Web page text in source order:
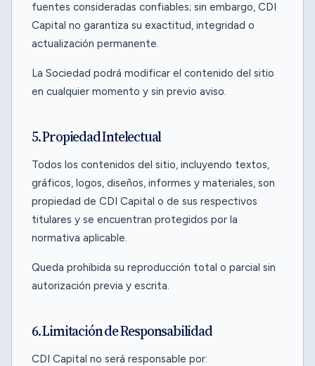
fuentes consideradas confiables; sin embargo, CDI
Capital no garantiza su exactitud, integridad o
actualización permanente.
La Sociedad podrá modificar el contenido del sitio
en cualquier momento y sin previo aviso.
5. Propiedad Intelectual
Todos los contenidos del sitio, incluyendo textos,
gráficos, logos, diseños, informes y materiales, son
propiedad de CDI Capital o de sus respectivos
titulares y se encuentran protegidos por la
normativa aplicable.
Queda prohibida su reproducción total o parcial sin
autorización previa y escrita.
6. Limitación de Responsabilidad
CDI Capital no será responsable por: